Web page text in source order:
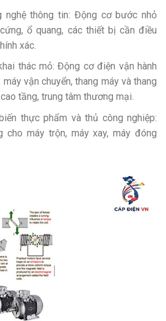
nghệ thông tin: Động cơ bước nhỏ
ổ quang, các thiết bị cần điều
xác.
thác mỏ: Động cơ điện vận hành
vận chuyển, thang máy và thang
tầng, trung tâm thương mại.
thực phẩm và thủ công nghiệp:
máy trộn, máy xay, máy đóng